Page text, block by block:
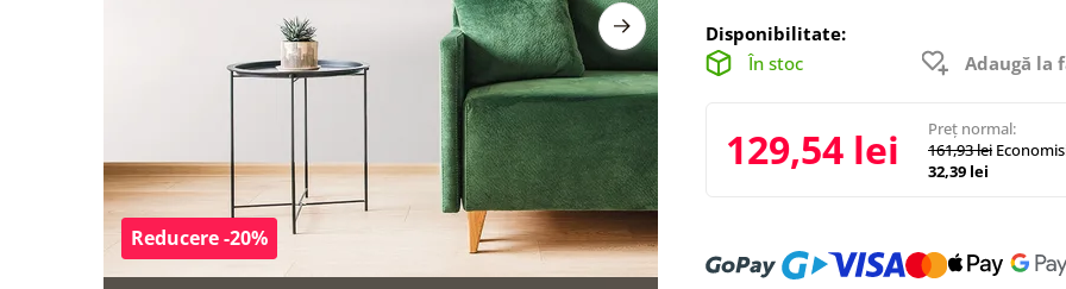
Reducere -20%
Disponibilitate:
În stoc
Adaugă la
129,54 lei
Preț normal:
161,93 lei
32,39 lei